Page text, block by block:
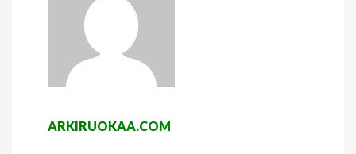
ARKIRUOKAA.COM